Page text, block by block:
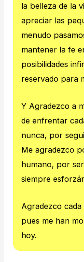
la belleza de la
apreciar las
menudo
mantener la fe
posibilidades
reservado para
Y Agradezco a
de enfrentar
nunca, por
Me agradezco
humano, por
siempre
Agradezco
pues me han
hoy.